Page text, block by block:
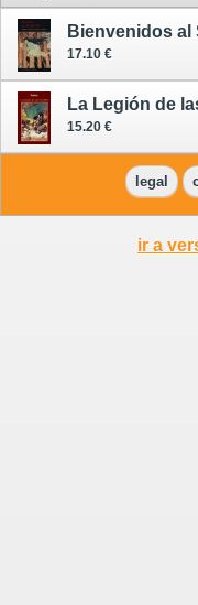
Bienvenidos al
17.10 €
La Legión de
15.20 €
legal
ir a